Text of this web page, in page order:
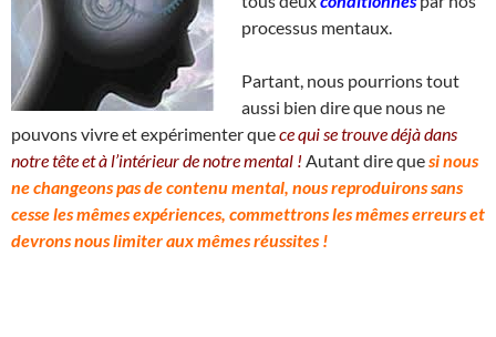
processus mentaux.
Partant, nous pourrions tout
aussi bien dire que nous ne
pouvons vivre et expérimenter quece qui se trouve déjà dans
notre tête et à l’intérieur de notre mental ! Autant dire quesi nous
ne changeons pas de contenu mental, nous reproduirons sans
cesse les mêmes expériences, commettrons les mêmes erreurs et
devrons nous limiter aux mêmes réussites !